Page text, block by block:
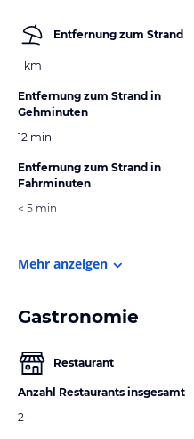
Entfernung zum Strand
1 km
Entfernung zum Strand in
Gehminuten
12 min
Entfernung zum Strand in
Fahrminuten
< 5 min
Mehr anzeigen
Gastronomie
Restaurant
Anzahl Restaurants insgesamt
2